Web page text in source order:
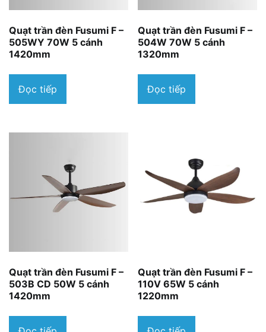
Quạt trần đèn Fusumi F –
505WY 70W 5 cánh
1420mm
Đọc tiếp
Quạt trần đèn Fusumi F –
504W 70W 5 cánh
1320mm
Đọc tiếp
Quạt trần đèn Fusumi F –
503B CD 50W 5 cánh
1420mm
Quạt trần đèn Fusumi F –
110V 65W 5 cánh
1220mm